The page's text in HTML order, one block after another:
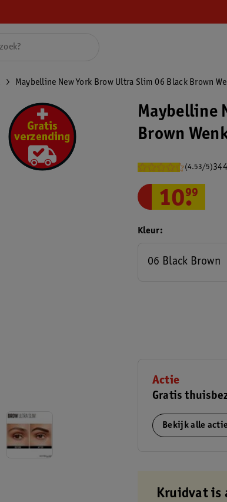
Maybelline New York Brow Ultra Slim 06 Black Brown
Maybelline
Brown
(4.53/5)
10.
99
Kleur
06 Black Brown
Actie
Gratis
Bekijk alle
Kruidvat is